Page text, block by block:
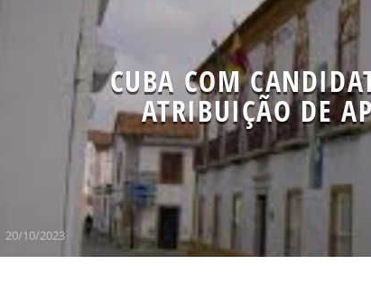
CUBA COM
ATRIBUIÇÃO DE
20/10/2023